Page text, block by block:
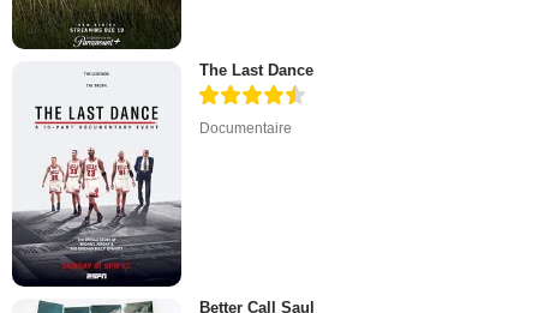
The Last Dance
Documentaire
Better Call Saul